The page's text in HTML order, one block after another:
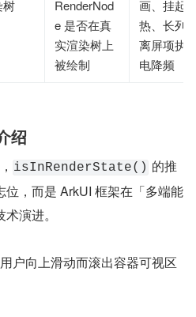
树
RenderNod
e 是否在真
实渲染树上
被绘制
画、挂起
热、长列
离屏项执
电降频
绍
isInRenderState() 的推
，而是 ArkUI 框架在「多端能
演进。
户向上滑动而滚出容器可视区